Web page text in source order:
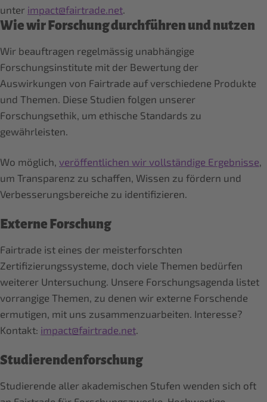
unter impact@fairtrade.net.
Wie wir Forschung durchführen und nutzen
Wir beauftragen regelmässig unabhängige
Forschungsinstitute mit der Bewertung der
Auswirkungen von Fairtrade auf verschiedene Produkte
und Themen. Diese Studien folgen unserer
Forschungsethik, um ethische Standards zu
gewährleisten.
Wo möglich, veröffentlichen wir vollständige Ergebnisse,
um Transparenz zu schaffen, Wissen zu fördern und
Verbesserungsbereiche zu identifizieren.
Externe Forschung
Fairtrade ist eines der meisterforschten
Zertifizierungssysteme, doch viele Themen bedürfen
weiterer Untersuchung. Unsere Forschungsagenda listet
vorrangige Themen, zu denen wir externe Forschende
ermutigen, mit uns zusammenzuarbeiten. Interesse?
Kontakt: impact@fairtrade.net.
Studierendenforschung
Studierende aller akademischen Stufen wenden sich oft